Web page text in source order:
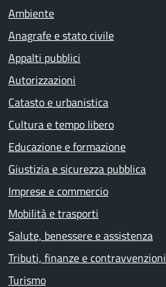
Ambiente
Anagrafe e stato civile
Appalti pubblici
Autorizzazioni
Catasto e urbanistica
Cultura e tempo libero
Educazione e formazione
Giustizia e sicurezza pubblica
Imprese e commercio
Mobilità e trasporti
Salute, benessere e assistenza
Tributi, finanze e contravvenzioni
Turismo